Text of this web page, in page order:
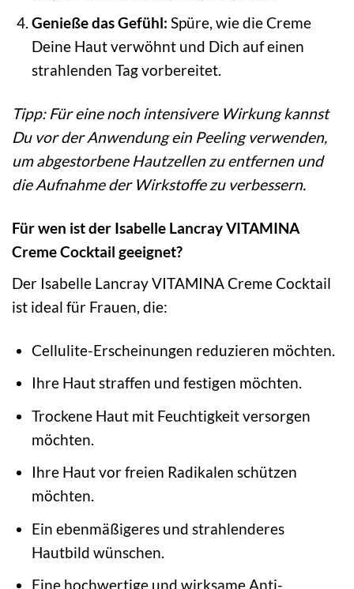
Genieße das Gefühl: Spüre, wie die Creme
Deine Haut verwöhnt und Dich auf einen
strahlenden Tag vorbereitet.
Tipp: Für eine noch intensivere Wirkung kannst
Du vor der Anwendung ein Peeling verwenden,
um abgestorbene Hautzellen zu entfernen und
die Aufnahme der Wirkstoffe zu verbessern.
Für wen ist der Isabelle Lancray VITAMINA
Creme Cocktail geeignet?
Der Isabelle Lancray VITAMINA Creme Cocktail
ist ideal für Frauen, die:
Cellulite-Erscheinungen reduzieren möchten.
Ihre Haut straffen und festigen möchten.
Trockene Haut mit Feuchtigkeit versorgen
möchten.
Ihre Haut vor freien Radikalen schützen
möchten.
Ein ebenmäßigeres und strahlenderes
Hautbild wünschen.
Eine hochwertige und wirksame Anti-